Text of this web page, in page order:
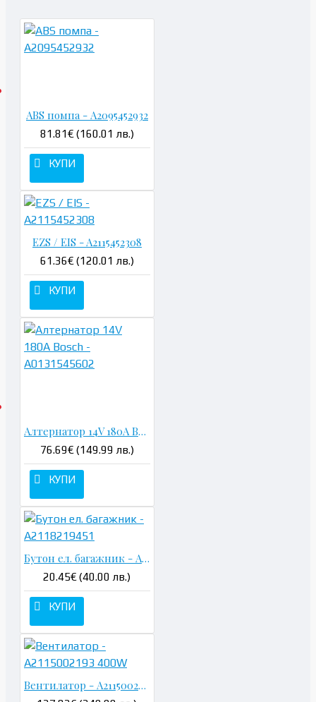
ABS помпа - A2095452932
81.81€ (160.01 лв.)
КУПИ
EZS / EIS - A2115452308
61.36€ (120.01 лв.)
КУПИ
Алтернатор 14V 180A Bosch - A0131545602
76.69€ (149.99 лв.)
КУПИ
Бутон ел. багажник - A2118219451
20.45€ (40.00 лв.)
КУПИ
Вентилатор - A2115002193 400W